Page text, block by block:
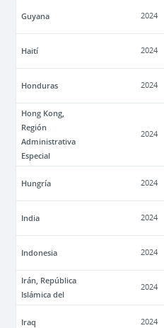
Guyana 2024
Haití 2024
Honduras 2024
Hong Kong,
Región
Administrativa
Especial
2024
Hungría 2024
India 2024
Indonesia 2024
Irán, República
Islámica del
2024
Iraq 2024